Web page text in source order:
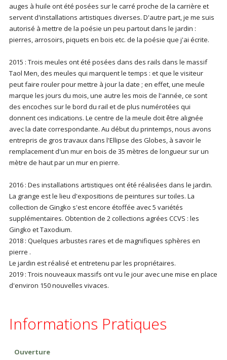
auges à huile ont été posées sur le carré proche de la carrière et
servent d'installations artistiques diverses. D'autre part, je me suis
autorisé à mettre de la poésie un peu partout dans le jardin :
pierres, arrosoirs, piquets en bois etc. de la poésie que j'ai écrite.
2015 : Trois meules ont été posées dans des rails dans le massif
Taol Men, des meules qui marquent le temps : et que le visiteur
peut faire rouler pour mettre à jour la date ; en effet, une meule
marque les jours du mois, une autre les mois de l'année, ce sont
des encoches sur le bord du rail et de plus numérotées qui
donnent ces indications. Le centre de la meule doit être alignée
avec la date correspondante. Au début du printemps, nous avons
entrepris de gros travaux dans l'Ellipse des Globes, à savoir le
remplacement d'un mur en bois de 35 mètres de longueur sur un
mètre de haut par un mur en pierre.
2016 : Des installations artistiques ont été réalisées dans le jardin.
La grange est le lieu d'expositions de peintures sur toiles. La
collection de Gingko s'est encore étoffée avec 5 variétés
supplémentaires. Obtention de 2 collections agrées CCVS : les
Gingko et Taxodium.
2018 : Quelques arbustes rares et de magnifiques sphères en
pierre .
Le jardin est réalisé et entretenu par les propriétaires.
2019 : Trois nouveaux massifs ont vu le jour avec une mise en place
d'environ 150 nouvelles vivaces.
Informations Pratiques
Ouverture